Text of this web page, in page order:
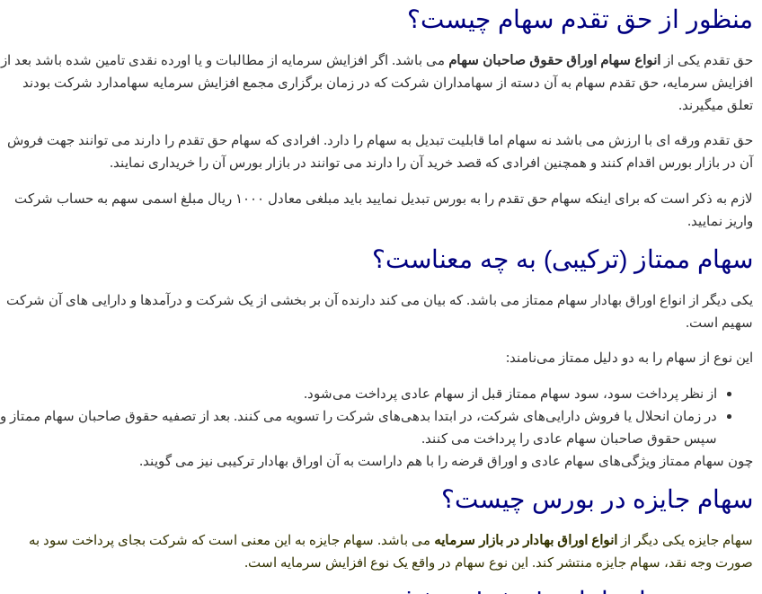
منظور از حق تقدم سهام چیست؟
حق تقدم یکی از انواع سهام اوراق حقوق صاحبان سهام می باشد. اگر افزایش سرمایه از مطالبات و یا اورده نقدی تامین شده باشد بعد از
افزایش سرمایه، حق تقدم سهام به آن دسته از سهامداران شرکت که در زمان برگزاری مجمع افزایش سرمایه سهامدارد شرکت بودند
تعلق میگیرند.
حق تقدم ورقه ای با ارزش می باشد نه سهام اما قابلیت تبدیل به سهام را دارد. افرادی که سهام حق تقدم را دارند می توانند جهت فروش
آن در بازار بورس اقدام کنند و همچنین افرادی که قصد خرید آن را دارند می توانند در بازار بورس آن را خریداری نمایند.
لازم به ذکر است که برای اینکه سهام حق تقدم را به بورس تبدیل نمایید باید مبلغی معادل ۱۰۰۰ ریال مبلغ اسمی سهم به حساب شرکت
واریز نمایید.
سهام ممتاز (ترکیبی) به چه معناست؟
یکی دیگر از انواع اوراق بهادار سهام ممتاز می باشد. که بیان می کند دارنده آن بر بخشی از یک شرکت و درآمدها و دارایی های آن شرکت
سهیم است.
این نوع از سهام را به دو دلیل ممتاز می‌نامند:
از نظر پرداخت سود، سود سهام ممتاز قبل از سهام عادی پرداخت می‌شود.
در زمان انحلال یا فروش دارایی‌های شرکت، در ابتدا بدهی‌های شرکت را تسویه می کنند. بعد از تصفیه حقوق صاحبان سهام ممتاز و
سپس حقوق صاحبان سهام عادی را پرداخت می کنند.
چون سهام ممتاز ویژگی‌های سهام عادی و اوراق قرضه را با هم داراست به آن اوراق بهادار ترکیبی نیز می گویند.
سهام جایزه در بورس چیست؟
سهام جایزه یکی دیگر از انواع اوراق بهادار در بازار سرمایه می باشد. سهام جایزه به این معنی است که شرکت بجای پرداخت سود به
صورت وجه نقد، سهام جایزه منتشر کند. این نوع سهام در واقع یک نوع افزایش سرمایه است.